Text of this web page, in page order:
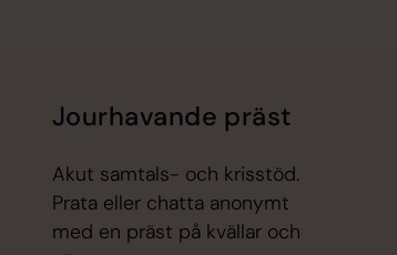
Jourhavande präst
Akut samtals- och krisstöd.
Prata eller chatta anonymt
med en präst på kvällar och